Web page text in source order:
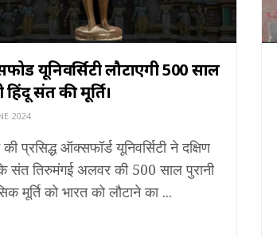
यूनिवर्सिटी लौटाएगी 500 साल
हिंदू संत की मूर्ति।
2024
प्रसिद्ध ऑक्सफॉर्ड यूनिवर्सिटी ने दक्षिण
संत तिरुमंगई अलवर की 500 साल पुरानी
मूर्ति को भारत को लौटाने का ...